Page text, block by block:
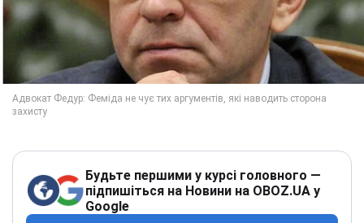
Будьте першими у курсі головного —
підпишіться на Новини на OBOZ.UA у
Google